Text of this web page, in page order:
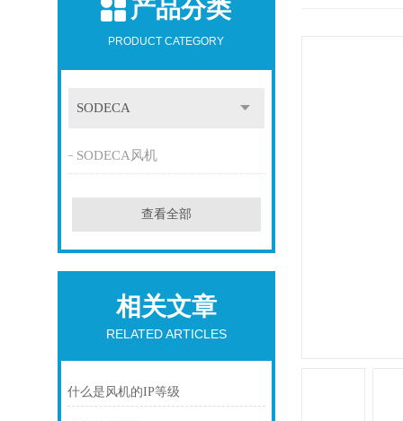
产品分类
PRODUCT CATEGORY
SODECA
SODECA风机
查看全部
相关文章
RELATED ARTICLES
什么是风机的IP等级